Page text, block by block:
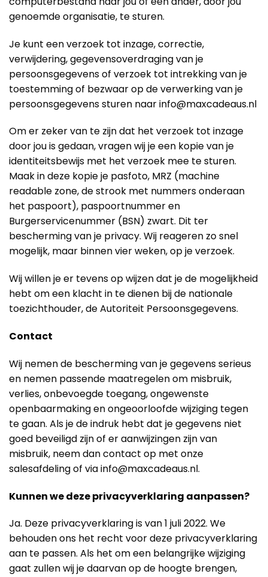
genoemde organisatie, te sturen.
Je kunt een verzoek tot inzage, correctie,
verwijdering, gegevensoverdraging van je
persoonsgegevens of verzoek tot intrekking van je
toestemming of bezwaar op de verwerking van je
persoonsgegevens sturen naar info@maxcadeaus.nl
Om er zeker van te zijn dat het verzoek tot inzage
door jou is gedaan, vragen wij je een kopie van je
identiteitsbewijs met het verzoek mee te sturen.
Maak in deze kopie je pasfoto, MRZ (machine
readable zone, de strook met nummers onderaan
het paspoort), paspoortnummer en
Burgerservicenummer (BSN) zwart. Dit ter
bescherming van je privacy. Wij reageren zo snel
mogelijk, maar binnen vier weken, op je verzoek.
Wij willen je er tevens op wijzen dat je de mogelijkheid
hebt om een klacht in te dienen bij de nationale
toezichthouder, de Autoriteit Persoonsgegevens.
Contact
Wij nemen de bescherming van je gegevens serieus
en nemen passende maatregelen om misbruik,
verlies, onbevoegde toegang, ongewenste
openbaarmaking en ongeoorloofde wijziging tegen
te gaan. Als je de indruk hebt dat je gegevens niet
goed beveiligd zijn of er aanwijzingen zijn van
misbruik, neem dan contact op met onze
salesafdeling of via info@maxcadeaus.nl.
Kunnen we deze privacyverklaring aanpassen?
Ja. Deze privacyverklaring is van 1 juli 2022. We
behouden ons het recht voor deze privacyverklaring
aan te passen. Als het om een belangrijke wijziging
gaat zullen wij je daarvan op de hoogte brengen,